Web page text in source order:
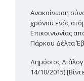
Ανακοίνωση
χρόνου ενός
Επικοινωνίας
Πάρκου Δέλτα
Δημόσιος
14/10/2015)